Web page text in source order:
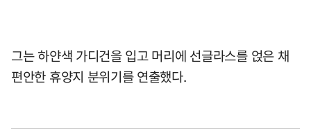
그는 하얀색 가디건을 입고 머리에 선글라스를 얹은 채
편안한 휴양지 분위기를 연출했다.